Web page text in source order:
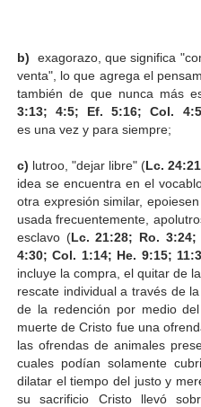
b) exagorazo, que significa
venta", lo que agrega el
también de que nunca más
3:13; 4:5; Ef. 5:16; Col. 4:5
es una vez y para siempre;
c) lutroo, "dejar libre" (Lc.
idea se encuentra en el
otra expresión similar,
usada frecuentemente,
esclavo (Lc. 21:28; Ro.
4:30; Col. 1:14; He. 9:15;
incluye la compra, el quitar de
rescate individual a través de
de la redención por medio
muerte de Cristo fue una
las ofrendas de animales
cuales podían solamente
dilatar el tiempo del justo y
su sacrificio Cristo llevó